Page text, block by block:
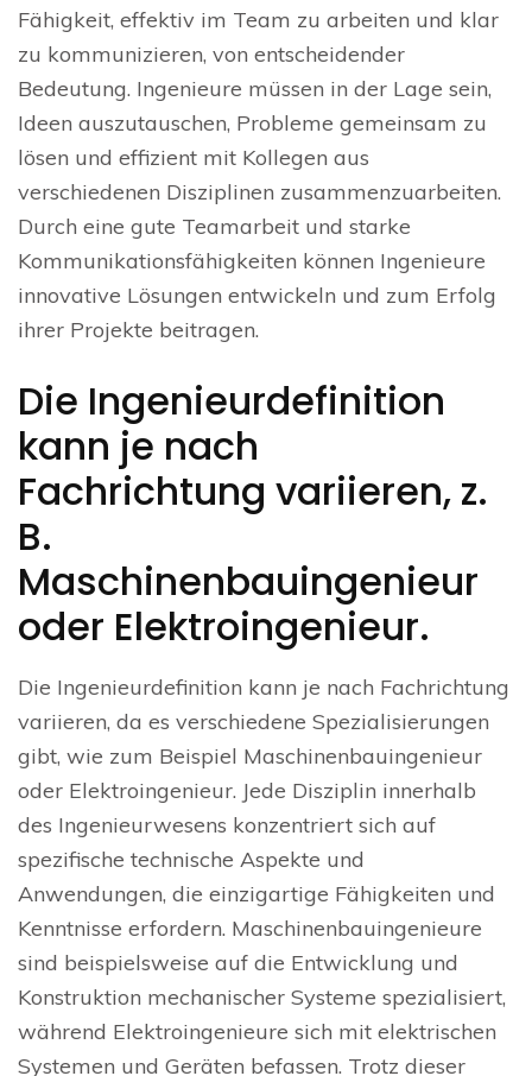
Fähigkeit, effektiv im Team zu arbeiten und klar
zu kommunizieren, von entscheidender
Bedeutung. Ingenieure müssen in der Lage sein,
Ideen auszutauschen, Probleme gemeinsam zu
lösen und effizient mit Kollegen aus
verschiedenen Disziplinen zusammenzuarbeiten.
Durch eine gute Teamarbeit und starke
Kommunikationsfähigkeiten können Ingenieure
innovative Lösungen entwickeln und zum Erfolg
ihrer Projekte beitragen.
Die Ingenieurdefinition
kann je nach
Fachrichtung variieren, z.
B.
Maschinenbauingenieur
oder Elektroingenieur.
Die Ingenieurdefinition kann je nach Fachrichtung
variieren, da es verschiedene Spezialisierungen
gibt, wie zum Beispiel Maschinenbauingenieur
oder Elektroingenieur. Jede Disziplin innerhalb
des Ingenieurwesens konzentriert sich auf
spezifische technische Aspekte und
Anwendungen, die einzigartige Fähigkeiten und
Kenntnisse erfordern. Maschinenbauingenieure
sind beispielsweise auf die Entwicklung und
Konstruktion mechanischer Systeme spezialisiert,
während Elektroingenieure sich mit elektrischen
Systemen und Geräten befassen. Trotz dieser